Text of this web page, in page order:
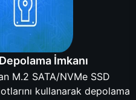
İmkanı
M.2 SATA/NVMe SSD
kullanarak depolama